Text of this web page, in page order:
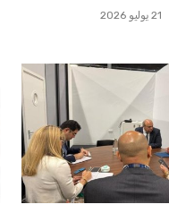
21 يوليو 2026